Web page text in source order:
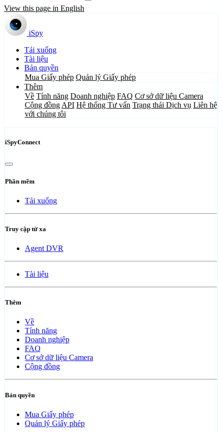
View this page in English
iSpy
Tải xuống
Tài liệu
Bản quyền
Mua Giấy phép Quản lý Giấy phép
Thêm
Về Tính năng Doanh nghiệp FAQ Cơ sở dữ liệu Camera
Cộng đồng API Hệ thống Tư vấn Trạng thái Dịch vụ Liên hệ
với chúng tôi
iSpyConnect
Phần mềm
Tải xuống
Truy cập từ xa
Agent DVR
Tài liệu
Thêm
Về
Tính năng
Doanh nghiệp
FAQ
Cơ sở dữ liệu Camera
Cộng đồng
Bản quyền
Mua Giấy phép
Quản lý Giấy phép